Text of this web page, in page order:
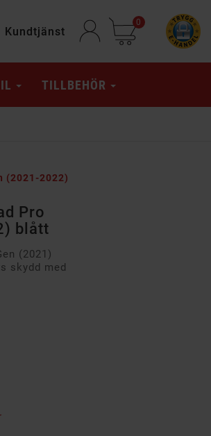
Kundtjänst
0
TILLBEHÖR
(2021-2022)
Pro
blått
(2021)
skydd med